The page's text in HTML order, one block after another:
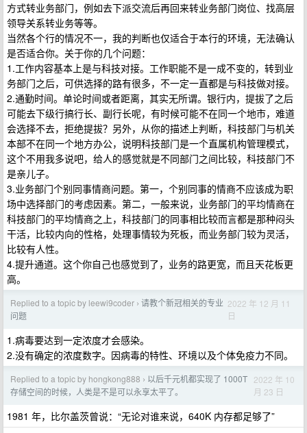
方式转业务部门，例如去下派交流后再回来转业务部门岗位、找高层
领导关系转业务等等。
当然各个行的情况不一，我的判断也仅适合于本行的环境，无法确认
是否适合你。关于你的几个问题：
1.工作内容基本上是与科技对接。工作职能不是一成不变的，转到业
务部门之后，可供选择的路有很多，不一定一直都是与科技做对接。
2.通勤时间。单论时间或者距离，其实无所谓。银行内，提拔了之后
可能去下级行搞行长、副行长呢，有时候可能不在同一个地市，难道
会选择不去，拒绝提拔？另外，从你的描述上判断，科技部门与机关
本部不在同一个地方办公，说明科技部门是一个直属机构管理模式，
这个不用我多说吧，给人的感觉就是不同部门之间比较，科技部门不
是亲儿子。
3.业务部门个别同事情商问题。第一，个别同事的情商不应该成为职
场中选择部门的考虑因素。第二，一般来说，业务部门的平均情商在
科技部门的平均情商之上，科技部门的同事相比较而言都是那种闷头
干活，比较内向的性格，处理事情较为死板，而业务部门较为灵活，
比较有人性。
4.提升通道。这个你自己也感觉到了，业务的路更宽，而且天花板更
高。
Replied to a topic by leewi9coder › 请教个新冠相关的专业
问题
2022 年 12 月 11
日
1.病毒要达到一定浓度才会感染。
2.没有确定的浓度数字。因病毒的特性、环境以及个体免疫力不同。
Replied to a topic by hongkong888 › 以后千元机都实现了 1000T
存储空间的时候，人类是不是可以永享太平了。
2022 年 10
月 23 日
1981 年，比尔盖茨曾说：“无论对谁来说，640K 内存都足够了”